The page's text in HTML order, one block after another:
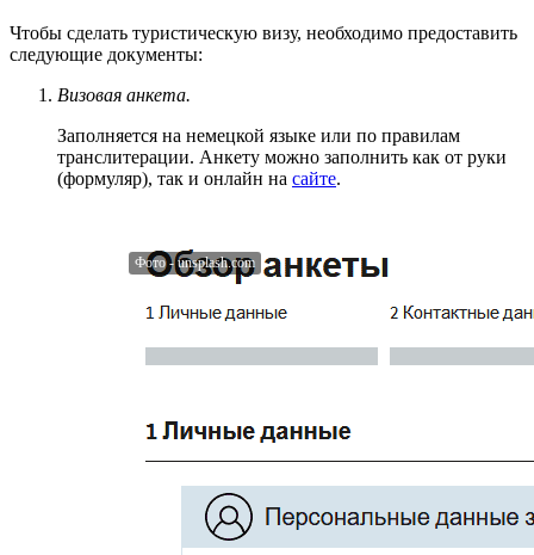
Чтобы сделать туристическую визу, необходимо предоставить
следующие документы:
Визовая анкета.
Заполняется на немецкой языке или по правилам
транслитерации. Анкету можно заполнить как от руки
(формуляр), так и онлайн на сайте.